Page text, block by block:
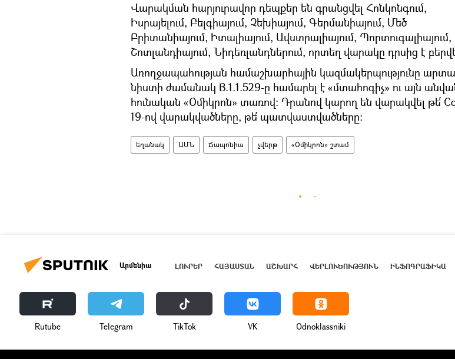
Վարակման հարյուրավոր դեպքեր են գրանցվել Հոնկոնգում,
Իսրայելում, Բելգիայում, Չեխիայում, Գերմանիայում, Մեծ
Բրիտանիայում, Իտալիայում, Ավստրալիայում, Պորտուգալիայում,
Շոտլանդիայում, Նիդեռլանդներում, որտեղ վարակը դրսից է
Առողջապահության համաշխարհային կազմակերպությունը
նիստի ժամանակ B.1.1.529-ը համարել է «մտահոգիչ» ու այն
հունական «Օմիկրոն» տառով։ Դրանով կարող են վարակվել թե՛
19-ով վարակվածները, թե՛ պատվաստվածները։
եղանակ ԱՄՆ Ճապոնիա չվերթ «Օմիկրոն» շտամ
Արմենիա ԼՈՒՐԵՐ ՀԱՅԱՍՏԱՆ ԱՇԽԱՐՀ ՎԵՐԼՈՒԾՈՒԹՅՈՒՆ ԻՆՖՈԳՐԱՖԻԿԱ
Rutube Telegram ТikТоk VK Odnoklassniki